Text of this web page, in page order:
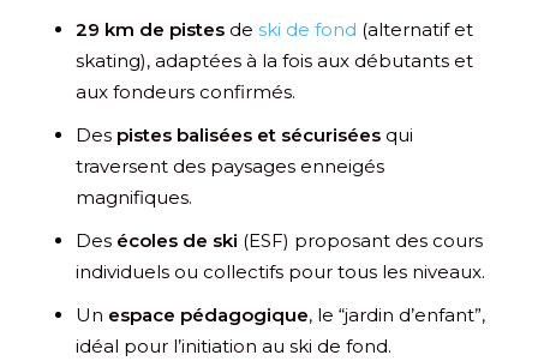
29 km de pistes de ski de fond (alternatif et
skating), adaptées à la fois aux débutants et
aux fondeurs confirmés.
Des pistes balisées et sécurisées qui
traversent des paysages enneigés
magnifiques.
Des écoles de ski (ESF) proposant des cours
individuels ou collectifs pour tous les niveaux.
Un espace pédagogique, le “jardin d’enfant”,
idéal pour l’initiation au ski de fond.